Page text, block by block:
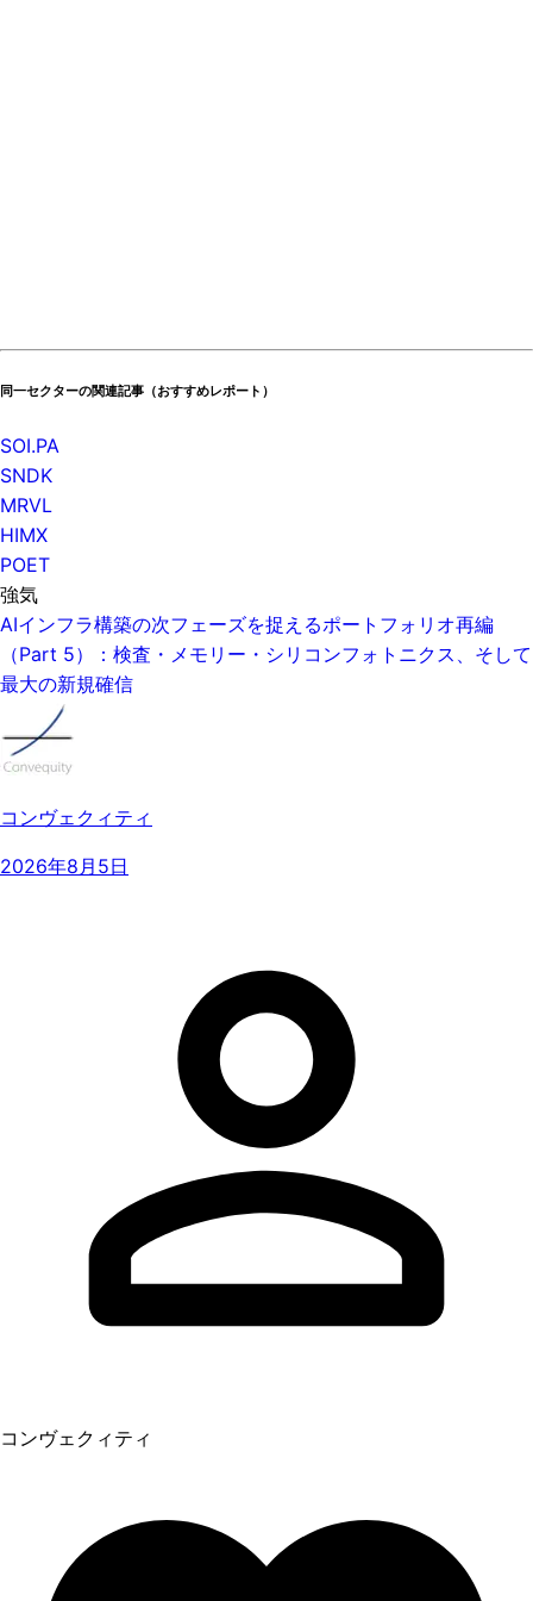
同一セクターの関連記事（おすすめレポート）
SOI.PA
SNDK
MRVL
HIMX
POET
強気
AIインフラ構築の次フェーズを捉えるポートフォリオ再編
（Part 5）：検査・メモリー・シリコンフォトニクス、そして
最大の新規確信
コンヴェクィティ
2026年8月5日
コンヴェクィティ